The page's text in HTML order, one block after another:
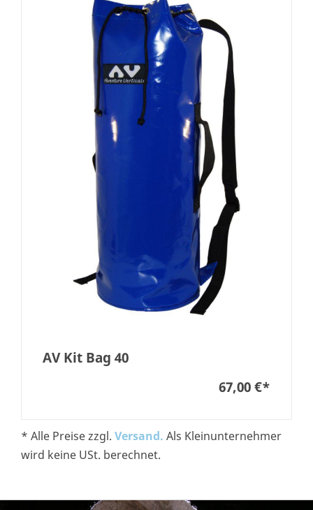
AV Kit Bag 40
67,00 €*
* Alle Preise zzgl. Versand. Als Kleinunternehmer
wird keine USt. berechnet.